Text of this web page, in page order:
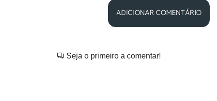
ADICIONAR COMENTÁRIO
Seja o primeiro a comentar!